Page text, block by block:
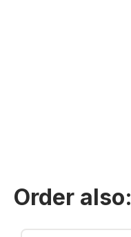
Order
Skip product gallery